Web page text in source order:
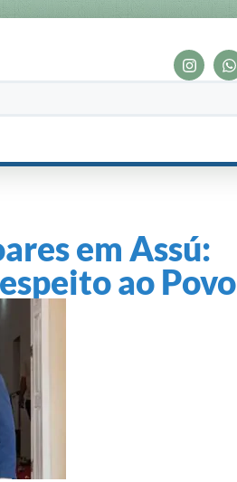
em Assú:
ao Povo